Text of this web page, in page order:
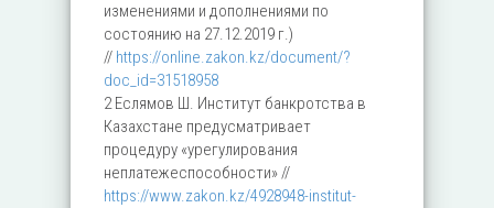
изменениями и дополнениями по
состоянию на 27.12.2019 г.)
// https://online.zakon.kz/document/?
doc_id=31518958
2 Еслямов Ш. Институт банкротства в
Казахстане предусматривает
процедуру «урегулирования
неплатежеспособности» //
https://www.zakon.kz/4928948-institut-